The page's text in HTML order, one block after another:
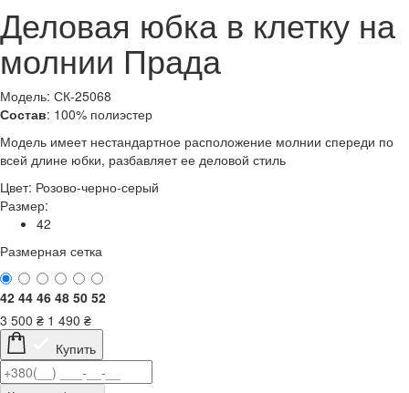
Деловая юбка в клетку на
молнии Прада
Модель: СК-25068
Состав: 100% полиэстер
Модель имеет нестандартное расположение молнии спереди по
всей длине юбки, разбавляет ее деловой стиль
Цвет: Розово-черно-серый
Размер:
42
Размерная сетка
42 44 46 48 50 52
3 500 ₴ 1 490 ₴
Купить